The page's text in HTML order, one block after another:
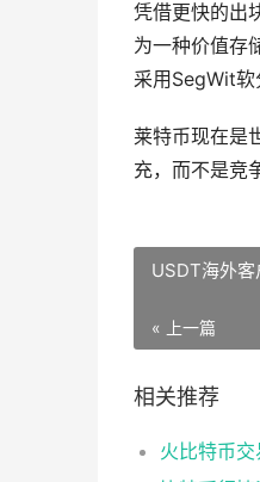
凭借更快的出
为一种价值存
采用SegWit软
莱特币现在是
充，而不是竞
USDT海外
« 上一篇
相关推荐
火比特币